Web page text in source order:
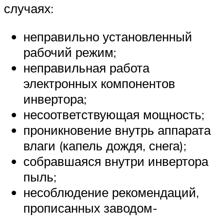
случаях:
неправильно установленный
рабочий режим;
неправильная работа
электронных компонентов
инвертора;
несоответствующая мощность;
проникновение внутрь аппарата
влаги (капель дождя, снега);
собравшаяся внутри инвертора
пыль;
несоблюдение рекомендаций,
прописанных заводом-